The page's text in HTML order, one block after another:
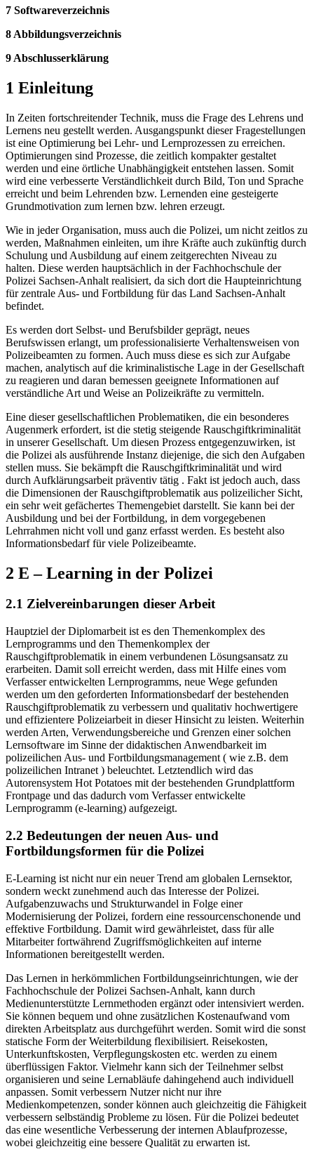
7 Softwareverzeichnis
8 Abbildungsverzeichnis
9 Abschlusserklärung
1 Einleitung
In Zeiten fortschreitender Technik, muss die Frage des Lehrens und
Lernens neu gestellt werden. Ausgangspunkt dieser Fragestellungen
ist eine Optimierung bei Lehr- und Lernprozessen zu erreichen.
Optimierungen sind Prozesse, die zeitlich kompakter gestaltet
werden und eine örtliche Unabhängigkeit entstehen lassen. Somit
wird eine verbesserte Verständlichkeit durch Bild, Ton und Sprache
erreicht und beim Lehrenden bzw. Lernenden eine gesteigerte
Grundmotivation zum lernen bzw. lehren erzeugt.
Wie in jeder Organisation, muss auch die Polizei, um nicht zeitlos zu
werden, Maßnahmen einleiten, um ihre Kräfte auch zukünftig durch
Schulung und Ausbildung auf einem zeitgerechten Niveau zu
halten. Diese werden hauptsächlich in der Fachhochschule der
Polizei Sachsen-Anhalt realisiert, da sich dort die Haupteinrichtung
für zentrale Aus- und Fortbildung für das Land Sachsen-Anhalt
befindet.
Es werden dort Selbst- und Berufsbilder geprägt, neues
Berufswissen erlangt, um professionalisierte Verhaltensweisen von
Polizeibeamten zu formen. Auch muss diese es sich zur Aufgabe
machen, analytisch auf die kriminalistische Lage in der Gesellschaft
zu reagieren und daran bemessen geeignete Informationen auf
verständliche Art und Weise an Polizeikräfte zu vermitteln.
Eine dieser gesellschaftlichen Problematiken, die ein besonderes
Augenmerk erfordert, ist die stetig steigende Rauschgiftkriminalität
in unserer Gesellschaft. Um diesen Prozess entgegenzuwirken, ist
die Polizei als ausführende Instanz diejenige, die sich den Aufgaben
stellen muss. Sie bekämpft die Rauschgiftkriminalität und wird
durch Aufklärungsarbeit präventiv tätig . Fakt ist jedoch auch, dass
die Dimensionen der Rauschgiftproblematik aus polizeilicher Sicht,
ein sehr weit gefächertes Themengebiet darstellt. Sie kann bei der
Ausbildung und bei der Fortbildung, in dem vorgegebenen
Lehrrahmen nicht voll und ganz erfasst werden. Es besteht also
Informationsbedarf für viele Polizeibeamte.
2 E – Learning in der Polizei
2.1 Zielvereinbarungen dieser Arbeit
Hauptziel der Diplomarbeit ist es den Themenkomplex des
Lernprogramms und den Themenkomplex der
Rauschgiftproblematik in einem verbundenen Lösungsansatz zu
erarbeiten. Damit soll erreicht werden, dass mit Hilfe eines vom
Verfasser entwickelten Lernprogramms, neue Wege gefunden
werden um den geforderten Informationsbedarf der bestehenden
Rauschgiftproblematik zu verbessern und qualitativ hochwertigere
und effizientere Polizeiarbeit in dieser Hinsicht zu leisten. Weiterhin
werden Arten, Verwendungsbereiche und Grenzen einer solchen
Lernsoftware im Sinne der didaktischen Anwendbarkeit im
polizeilichen Aus- und Fortbildungsmanagement ( wie z.B. dem
polizeilichen Intranet ) beleuchtet. Letztendlich wird das
Autorensystem Hot Potatoes mit der bestehenden Grundplattform
Frontpage und das dadurch vom Verfasser entwickelte
Lernprogramm (e-learning) aufgezeigt.
2.2 Bedeutungen der neuen Aus- und
Fortbildungsformen für die Polizei
E-Learning ist nicht nur ein neuer Trend am globalen Lernsektor,
sondern weckt zunehmend auch das Interesse der Polizei.
Aufgabenzuwachs und Strukturwandel in Folge einer
Modernisierung der Polizei, fordern eine ressourcenschonende und
effektive Fortbildung. Damit wird gewährleistet, dass für alle
Mitarbeiter fortwährend Zugriffsmöglichkeiten auf interne
Informationen bereitgestellt werden.
Das Lernen in herkömmlichen Fortbildungseinrichtungen, wie der
Fachhochschule der Polizei Sachsen-Anhalt, kann durch
Medienunterstützte Lernmethoden ergänzt oder intensiviert werden.
Sie können bequem und ohne zusätzlichen Kostenaufwand vom
direkten Arbeitsplatz aus durchgeführt werden. Somit wird die sonst
statische Form der Weiterbildung flexibilisiert. Reisekosten,
Unterkunftskosten, Verpflegungskosten etc. werden zu einem
überflüssigen Faktor. Vielmehr kann sich der Teilnehmer selbst
organisieren und seine Lernabläufe dahingehend auch individuell
anpassen. Somit verbessern Nutzer nicht nur ihre
Medienkompetenzen, sonder können auch gleichzeitig die Fähigkeit
verbessern selbständig Probleme zu lösen. Für die Polizei bedeutet
das eine wesentliche Verbesserung der internen Ablaufprozesse,
wobei gleichzeitig eine bessere Qualität zu erwarten ist.